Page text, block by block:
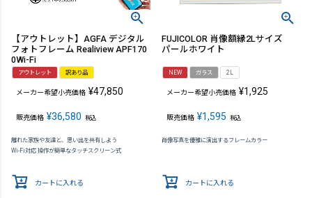
【アウトレット】AGFA デジタル
フォトフレーム Realiview APF170
0Wi-Fi
アウトレット 訳あり品
メーカー希望小売価格 ¥47,850
販売価格 ¥36,580 税込
離れた家族や友達と、思い出を共有しよう
Wi-Fi対応 操作が簡単なタッチスクリーン式
カートに入れる
FUJICOLOR 肖像額縁2Lサイズ
パールホワイト
NEW ガラス 2L
メーカー希望小売価格 ¥1,925
販売価格 ¥1,595 税込
肖像写真を優雅に演出するフレームカラー
カートに入れる